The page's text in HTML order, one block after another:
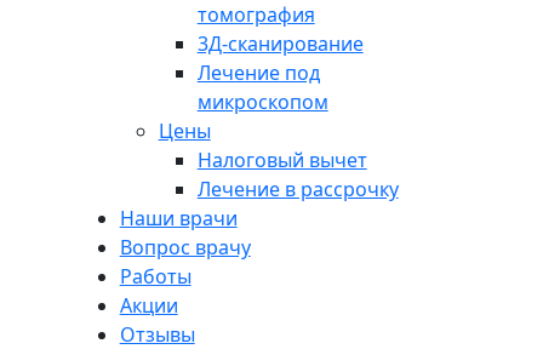
томография
3Д-сканирование
Лечение под
микроскопом
Цены
Налоговый вычет
Лечение в рассрочку
Наши врачи
Вопрос врачу
Работы
Акции
Отзывы